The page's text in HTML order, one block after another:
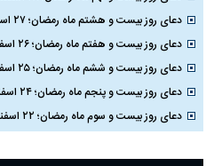
دعای روز بیست و هشتم ماه رمضان؛ ۲۷ اسفند ۱۴۰۴
دعای روز بیست و هفتم ماه رمضان؛ ۲۶ اسفند ۱۴۰۴
دعای روز بیست و ششم ماه رمضان؛ ۲۵ اسفند ۱۴۰۴
دعای روز بیست و پنجم ماه رمضان؛ ۲۴ اسفند ۱۴۰۴
دعای روز بیست و سوم ماه رمضان؛ ۲۲ اسفند ۱۴۰۴